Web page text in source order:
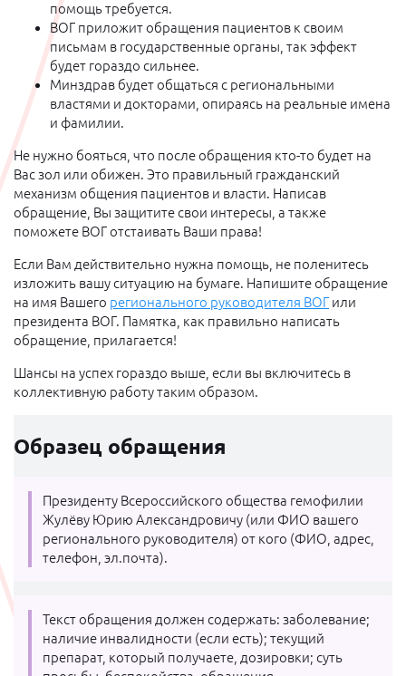
помощь требуется.
ВОГ приложит обращения пациентов к своим
письмам в государственные органы, так эффект
будет гораздо сильнее.
Минздрав будет общаться с региональными
властями и докторами, опираясь на реальные имена
и фамилии.
Не нужно бояться, что после обращения кто-то будет на
Вас зол или обижен. Это правильный гражданский
механизм общения пациентов и власти. Написав
обращение, Вы защитите свои интересы, а также
поможете ВОГ отстаивать Ваши права!
Если Вам действительно нужна помощь, не поленитесь
изложить вашу ситуацию на бумаге. Напишите обращение
на имя Вашего регионального руководителя ВОГ или
президента ВОГ. Памятка, как правильно написать
обращение, прилагается!
Шансы на успех гораздо выше, если вы включитесь в
коллективную работу таким образом.
Образец обращения
Президенту Всероссийского общества гемофилии
Жулёву Юрию Александровичу (или ФИО вашего
регионального руководителя) от кого (ФИО, адрес,
телефон, эл.почта).
Текст обращения должен содержать: заболевание;
наличие инвалидности (если есть); текущий
препарат, который получаете, дозировки; суть